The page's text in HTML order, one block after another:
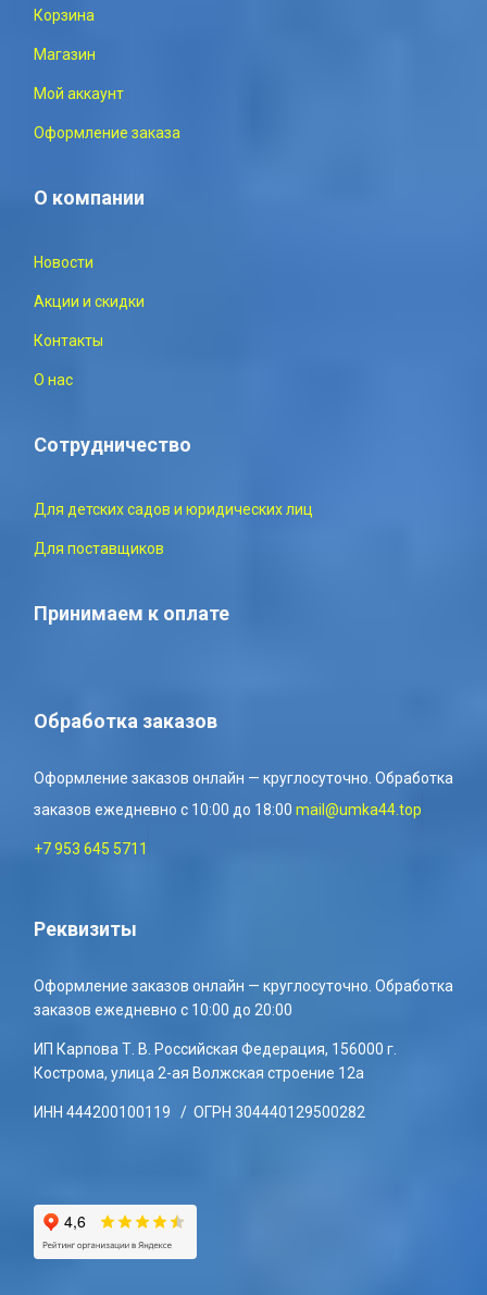
Корзина
Магазин
Мой аккаунт
Оформление заказа
О компании
Новости
Акции и скидки
Контакты
О нас
Сотрудничество
Для детских садов и юридических лиц
Для поставщиков
Принимаем к оплате
Обработка заказов
Оформление заказов онлайн — круглосуточно. Обработка
заказов ежедневно с 10:00 до 18:00 mail@umka44.top
+7 953 645 5711
Реквизиты
Оформление заказов онлайн — круглосуточно. Обработка
заказов ежедневно с 10:00 до 20:00
ИП Карпова Т. В. Российская Федерация, 156000 г.
Кострома, улица 2-ая Волжская строение 12а
ИНН 444200100119 / ОГРН 304440129500282